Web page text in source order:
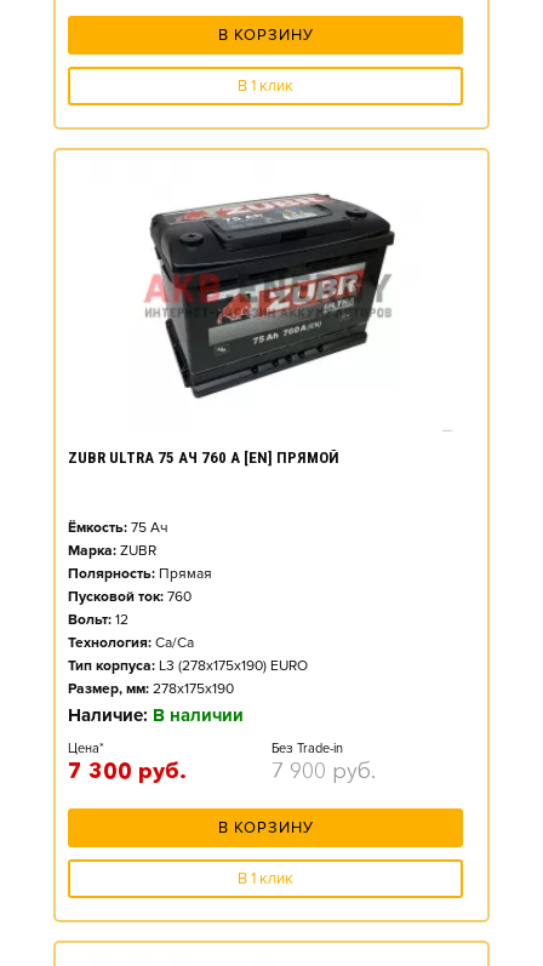
В КОРЗИНУ
В 1 клик
ZUBR ULTRA 75 АЧ 760 А [EN] ПРЯМОЙ
Ёмкость: 75 Ач
Марка: ZUBR
Полярность: Прямая
Пусковой ток: 760
Вольт: 12
Технология: Ca/Ca
Тип корпуса: L3 (278x175x190) EURO
Размер, мм: 278x175x190
Наличие: В наличии
Цена*
7 300 руб.
Без Trade-in
7 900 руб.
В КОРЗИНУ
В 1 клик